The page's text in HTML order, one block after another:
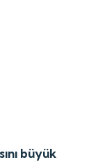
büyük